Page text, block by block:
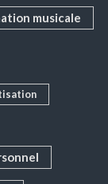
musicale